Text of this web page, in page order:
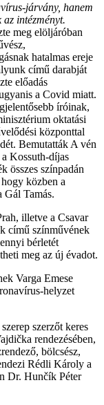
járvány, hanem
intézményt.
meg elöljáróban
hatalmas ereje
című darabját
előadás
a Covid miatt.
íróinak,
oktatási
központtal
Bemutatták A vén
Kossuth-díjas
összes színpadán
közben a
Gál Tamás.
illetve a Csavar
című színművének
bérletét
meg az új évadot.
Varga Emese
helyzet
szerzőt keres
rendezésében,
bölcsész,
Rédli Károly a
Dr. Hunčík Péter